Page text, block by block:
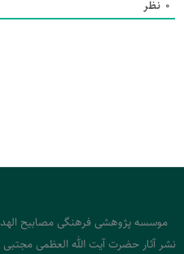
0 نظر
نشر آثار حضرت آیت الله العظمی مجتبی